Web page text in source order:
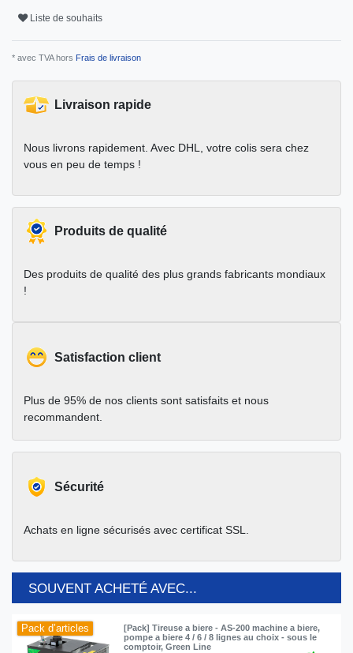
Liste de souhaits
* avec TVA hors Frais de livraison
Livraison rapide
Nous livrons rapidement. Avec DHL, votre colis sera chez
vous en peu de temps !
Produits de qualité
Des produits de qualité des plus grands fabricants mondiaux
!
Satisfaction client
Plus de 95% de nos clients sont satisfaits et nous
recommandent.
Sécurité
Achats en ligne sécurisés avec certificat SSL.
SOUVENT ACHETÉ AVEC...
Pack d’articles
[Pack] Tireuse a biere - AS-200 machine a biere,
pompe a biere 4 / 6 / 8 lignes au choix - sous le
comptoir, Green Line